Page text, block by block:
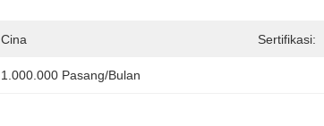
Cina Sertifikasi:
1.000.000 Pasang/bulan